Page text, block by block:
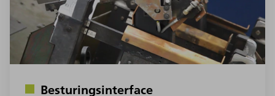
Besturingsinterface